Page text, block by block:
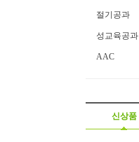
절기공과
성교육공과
AAC
신상품